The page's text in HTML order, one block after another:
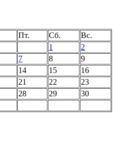
Пт. Сб.
Вс.
1
2
7 8
9
14 15
16
21 22
23
28 29
30